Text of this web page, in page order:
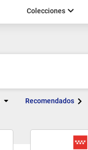
Colecciones
Recomendados